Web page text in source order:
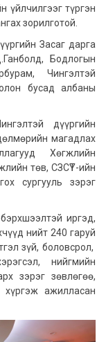
үйлчилгээг түргэн
зорилготой.
Засаг дарга
Бодлогын
Чингэлтэй
бусад албаны
дүүргийн
магадлах
Хөгжлийн
төв, СЗСҮТ-ийн
сургууль зэрэг
иргэд,
нийт 240 гаруй
зүй, боловсрол,
нийгмийн
зэрэг зөвлөгөө,
хүргэж ажилласан